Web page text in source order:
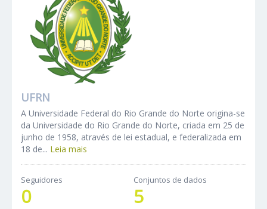
UFRN
A Universidade Federal do Rio Grande do Norte origina-se
da Universidade do Rio Grande do Norte, criada em 25 de
junho de 1958, através de lei estadual, e federalizada em
18 de... Leia mais
Seguidores
0
Conjuntos de dados
5